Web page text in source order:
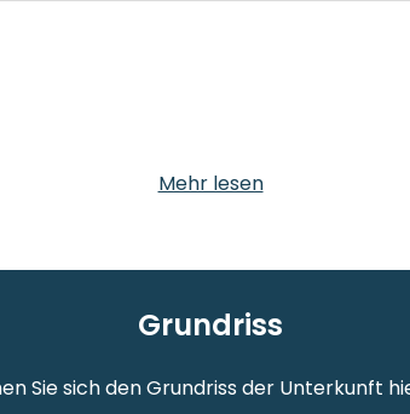
Mehr lesen
Grundriss
Sie sich den Grundriss der Unterkunft